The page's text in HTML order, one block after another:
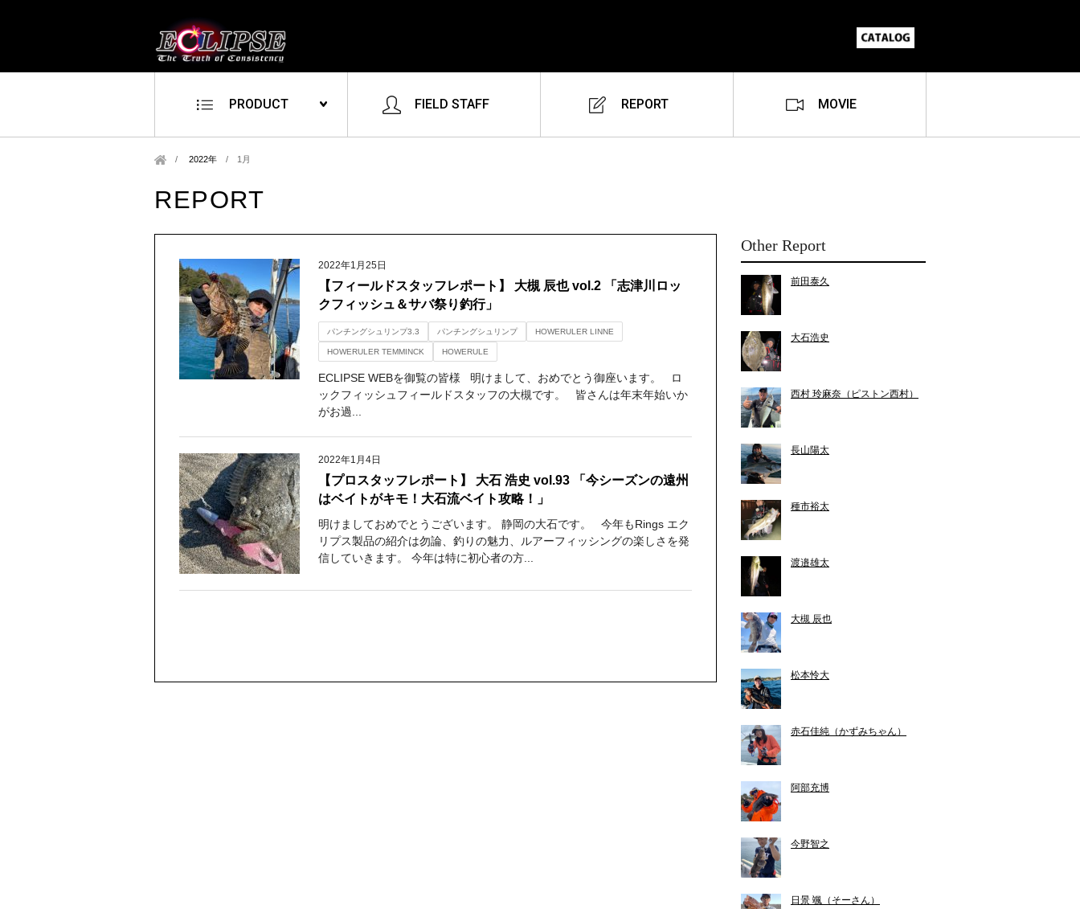
PRODUCT FIELD STAFF REPORT MOVIE
2022年 / 1月
REPORT
2022年1月25日
【フィールドスタッフレポート】 大槻 辰也 vol.2 「志津川ロッ
クフィッシュ＆サバ祭り釣行」
パンチングシュリンプ3.3 パンチングシュリンプ HOWERULER LINNE
HOWERULER TEMMINCK HOWERULE
ECLIPSE WEBを御覧の皆様 明けまして、おめでとう御座います。 ロ
ックフィッシュフィールドスタッフの大槻です。 皆さんは年末年始いか
がお過...
2022年1月4日
【プロスタッフレポート】 大石 浩史 vol.93 「今シーズンの遠州
はベイトがキモ！大石流ベイト攻略！」
明けましておめでとうございます。 静岡の大石です。 今年もRings エク
リプス製品の紹介は勿論、釣りの魅力、ルアーフィッシングの楽しさを発
信していきます。 今年は特に初心者の方...
Other Report
前田泰久
大石浩史
西村 玲麻奈（ピストン西村）
長山陽太
種市裕太
渡邉雄太
大槻 辰也
松本怜大
赤石佳純（かずみちゃん）
阿部充博
今野智之
日景 颯（そーさん）